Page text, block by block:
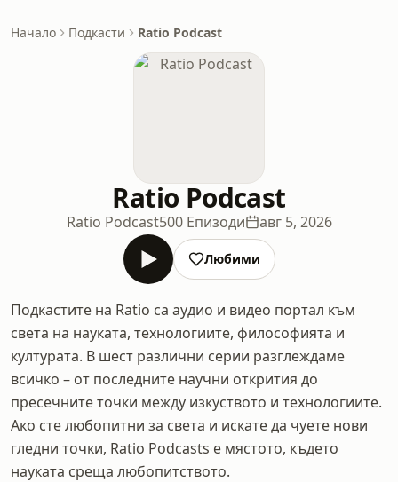
Начало Подкасти Ratio Podcast
Ratio Podcast
Ratio Podcast500 Епизоди авг 5, 2026
Любими
Подкастите на Ratio са аудио и видео портал към
света на науката, технологиите, философията и
културата. В шест различни серии разглеждаме
всичко – от последните научни открития до
пресечните точки между изкуството и технологиите.
Ако сте любопитни за света и искате да чуете нови
гледни точки, Ratio Podcasts е мястото, където
науката среща любопитството.